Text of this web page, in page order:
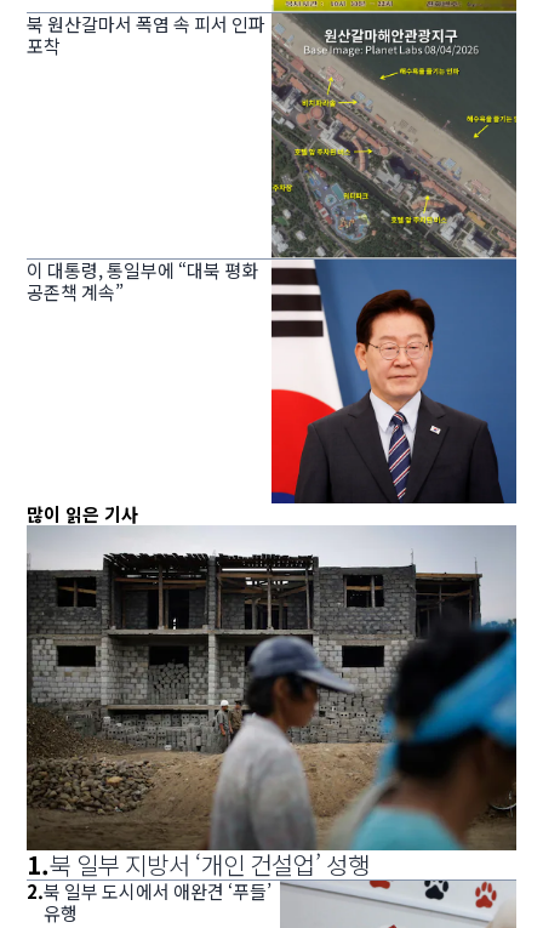
북 원산갈마서 폭염 속 피서 인파
포착
이 대통령, 통일부에 “대북 평화
공존책 계속”
많이 읽은 기사
1.북 일부 지방서 ‘개인 건설업’ 성행
2.북 일부 도시에서 애완견 ‘푸들’
유행